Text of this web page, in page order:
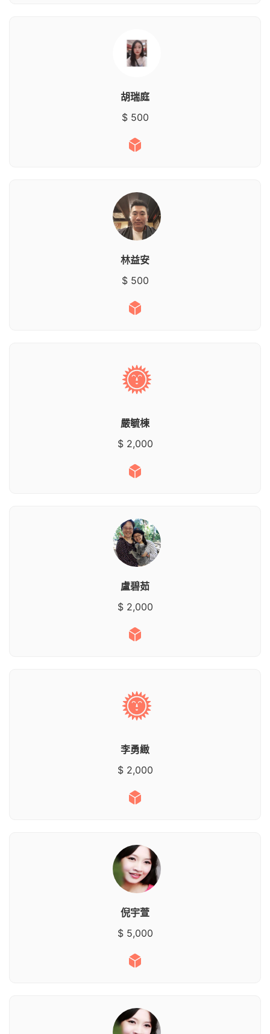
胡瑞庭
$ 500
林益安
$ 500
嚴毓棟
$ 2,000
盧碧茹
$ 2,000
李勇緻
$ 2,000
倪宇萱
$ 5,000